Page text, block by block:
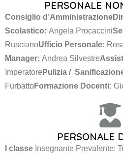
PERSONALE
Consiglio d’Amministrazione
Scolastico: Angela Procaccini
RuscianoUfficio Personale:
Manager: Andrea Silvestre
Imperatore Pulizia /
FurbattoFormazione Docenti:
PERSONALE
I classe Insegnante Prevalente: